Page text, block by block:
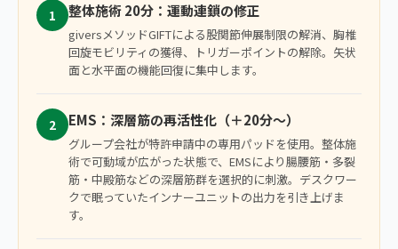
1 整体施術 20分：運動連鎖の修正
giversメソッドGIFTによる股関節伸展制限の解消、胸椎
回旋モビリティの獲得、トリガーポイントの解除。矢状
面と水平面の機能回復に集中します。
2 EMS：深層筋の再活性化（＋20分〜）
グループ会社が特許申請中の専用パッドを使用。整体施
術で可動域が広がった状態で、EMSにより腸腰筋・多裂
筋・中殿筋などの深層筋群を選択的に刺激。デスクワー
クで眠っていたインナーユニットの出力を引き上げま
す。